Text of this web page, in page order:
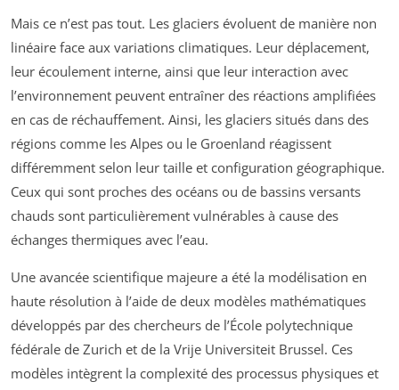
Mais ce n’est pas tout. Les glaciers évoluent de manière non
linéaire face aux variations climatiques. Leur déplacement,
leur écoulement interne, ainsi que leur interaction avec
l’environnement peuvent entraîner des réactions amplifiées
en cas de réchauffement. Ainsi, les glaciers situés dans des
régions comme les Alpes ou le Groenland réagissent
différemment selon leur taille et configuration géographique.
Ceux qui sont proches des océans ou de bassins versants
chauds sont particulièrement vulnérables à cause des
échanges thermiques avec l’eau.
Une avancée scientifique majeure a été la modélisation en
haute résolution à l’aide de deux modèles mathématiques
développés par des chercheurs de l’École polytechnique
fédérale de Zurich et de la Vrije Universiteit Brussel. Ces
modèles intègrent la complexité des processus physiques et